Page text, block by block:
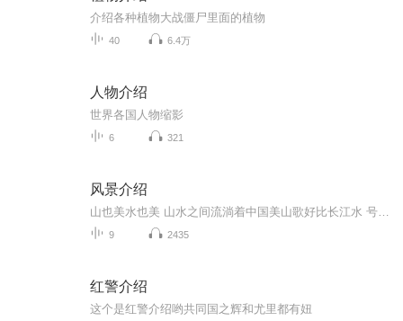
介绍各种植物大战僵尸里面的植物
40 6.4万
人物介绍
世界各国人物缩影
6 321
风景介绍
9 2435
红警介绍
这个是红警介绍哟共同国之辉和尤里都有妞